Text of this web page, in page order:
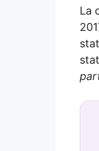
La